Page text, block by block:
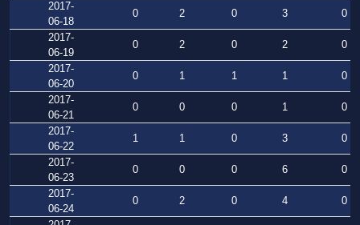
2017-
06-18
0 2 0 3
0
2017-
06-19
0 2 0 2
0
2017-
06-20
0 1 1 1
0
2017-
06-21
0 0 0 1
0
2017-
06-22
1 1 0 3
0
2017-
06-23
0 0 0 6
0
2017-
06-24
0 2 0 4
0